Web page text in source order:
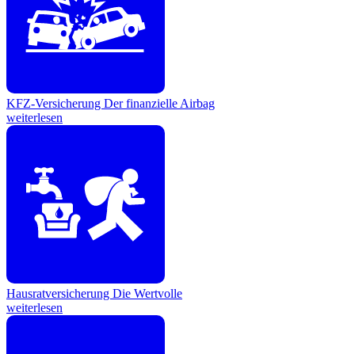
KFZ-Versicherung Der finanzielle Airbag
weiterlesen
Hausratversicherung Die Wertvolle
weiterlesen